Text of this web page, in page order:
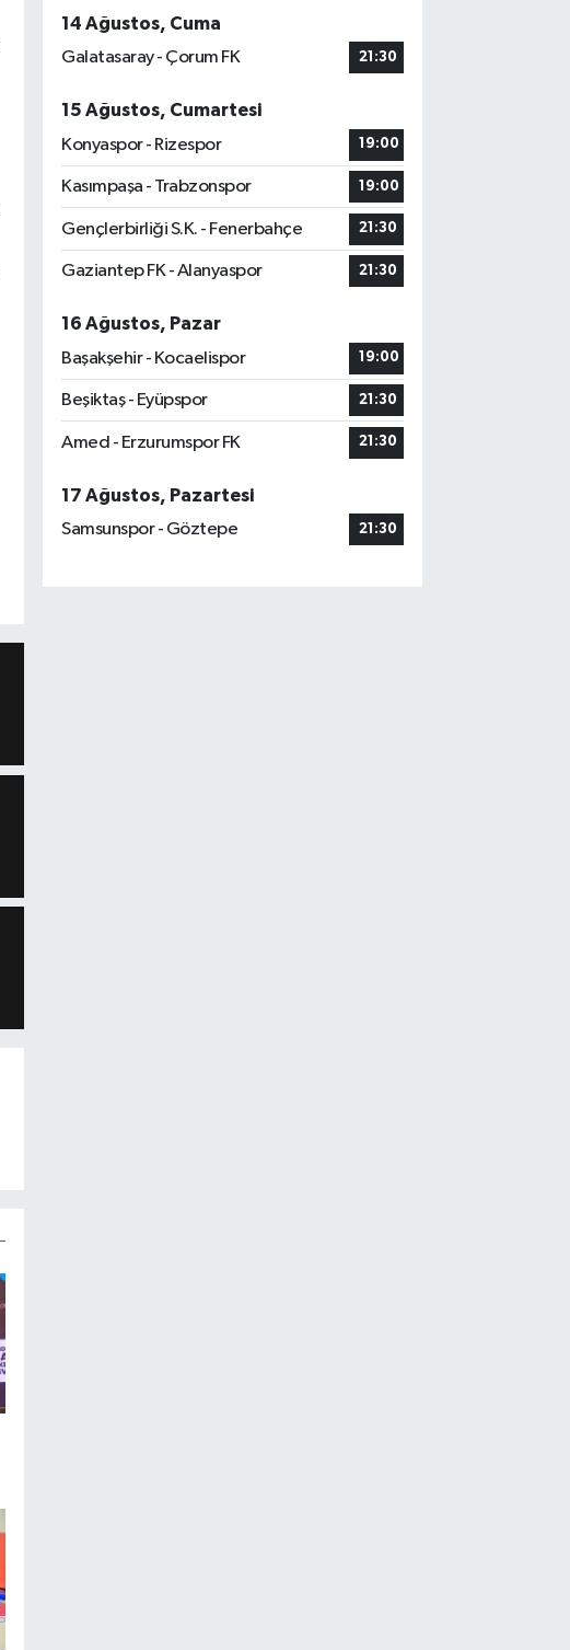
14 Ağustos, Cuma
Galatasaray - Çorum FK
21:30
15 Ağustos, Cumartesi
Konyaspor - Rizespor
19:00
Kasımpaşa - Trabzonspor 19:00
Gençlerbirliği S.K. - Fenerbahçe 21:30
Gaziantep FK - Alanyaspor 21:30
16 Ağustos, Pazar
Başakşehir - Kocaelispor
19:00
Beşiktaş - Eyüpspor 21:30
Amed - Erzurumspor FK 21:30
17 Ağustos, Pazartesi
Samsunspor - Göztepe
21:30